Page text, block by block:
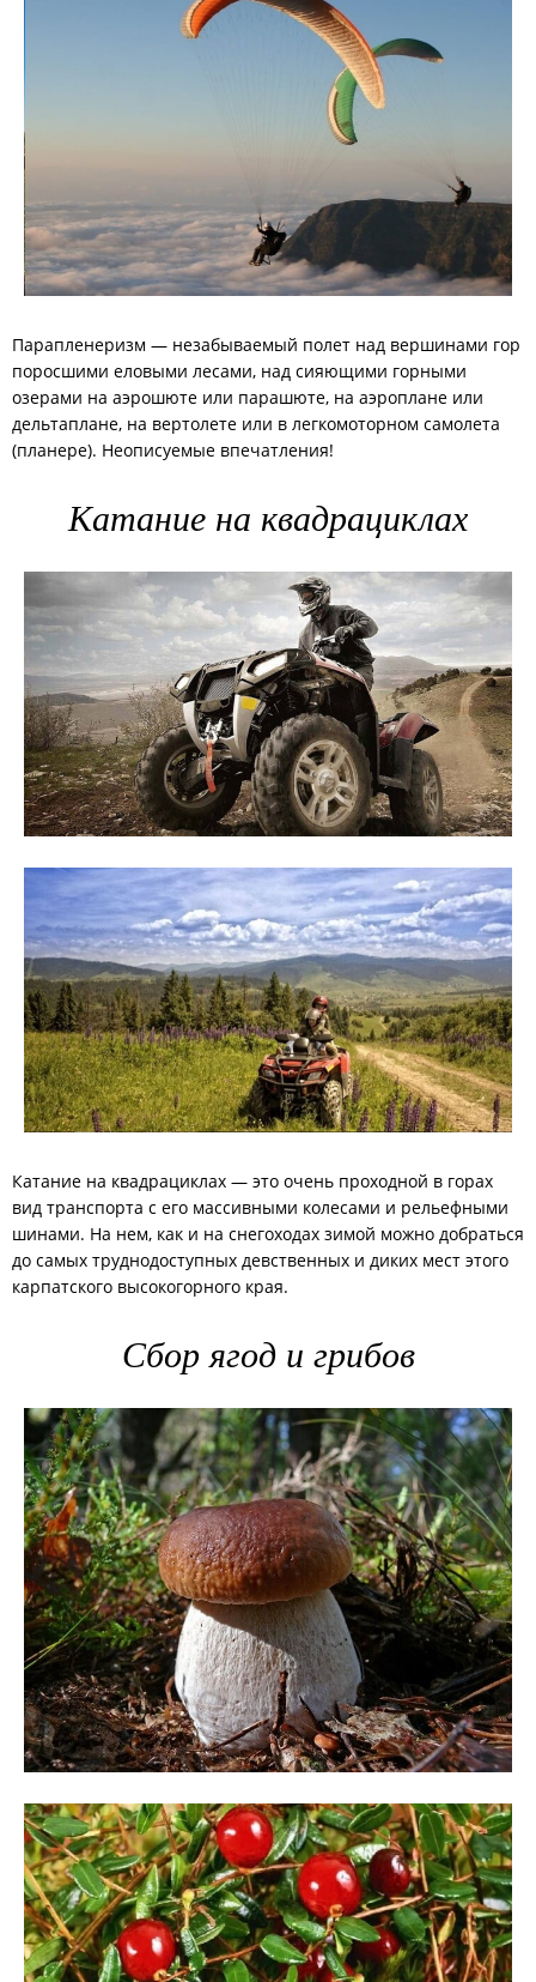
Парапленеризм — незабываемый полет над вершинами гор
поросшими еловыми лесами, над сияющими горными
озерами на аэрошюте или парашюте, на аэроплане или
дельтаплане, на вертолете или в легкомоторном самолета
(планере). Неописуемые впечатления!
Катание на квадрациклах
Катание на квадрациклах — это очень проходной в горах
вид транспорта с его массивными колесами и рельефными
шинами. На нем, как и на снегоходах зимой можно добраться
до самых труднодоступных девственных и диких мест этого
карпатского высокогорного края.
Сбор ягод и грибов